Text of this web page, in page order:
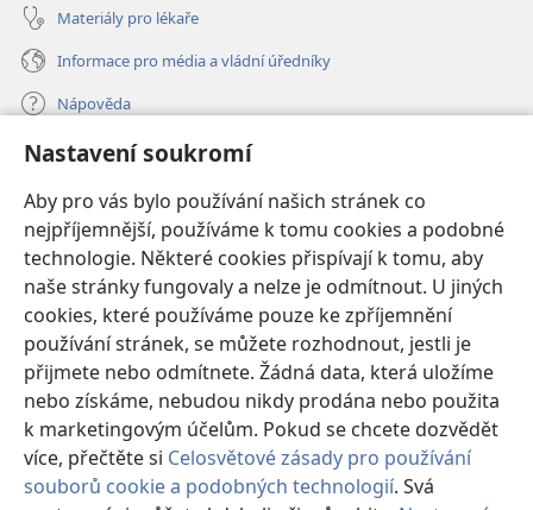
Nastavení soukromí
Aby pro vás bylo používání našich stránek co
nejpříjemnější, používáme k tomu cookies a podobné
technologie. Některé cookies přispívají k tomu, aby
naše stránky fungovaly a nelze je odmítnout. U jiných
cookies, které používáme pouze ke zpříjemnění
používání stránek, se můžete rozhodnout, jestli je
přijmete nebo odmítnete. Žádná data, která uložíme
nebo získáme, nebudou nikdy prodána nebo použita
k marketingovým účelům. Pokud se chcete dozvědět
více, přečtěte si Celosvětové zásady pro používání
souborů cookie a podobných technologií. Svá
Materiály pro lékaře
Informace pro média a vládní úředníky
Nápověda
Dary
nové
okno) ONLINE KNIHOVNA Strážné věže
(otevřeno
nové
okno)JW Hub®
(otevřeno
nové
okno)JW Library
Watchtower Library